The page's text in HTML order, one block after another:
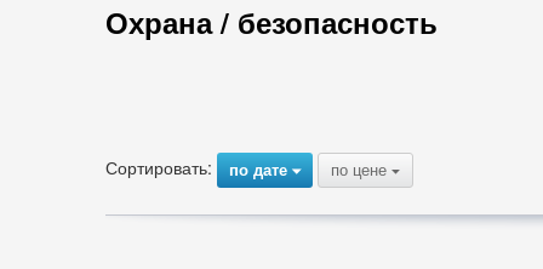
Охрана / безопасность
Сортировать: по дате{ по цене {